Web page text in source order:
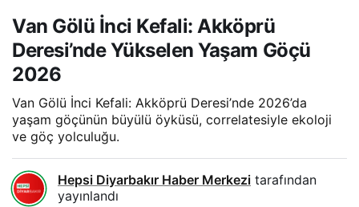
Van Gölü İnci Kefali: Akköprü
Deresi’nde Yükselen Yaşam Göçü
2026
Van Gölü İnci Kefali: Akköprü Deresi’nde 2026’da
yaşam göçünün büyülü öyküsü, correlatesiyle ekoloji
ve göç yolculuğu.
Hepsi Diyarbakır Haber Merkezi tarafından
yayınlandı